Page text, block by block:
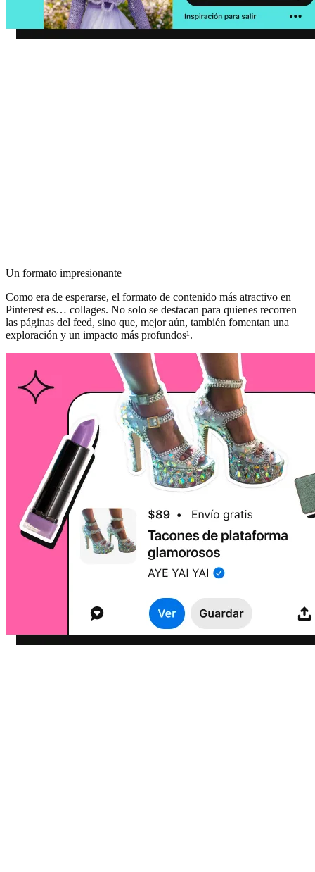
Un formato impresionante
Como era de esperarse, el formato de contenido más atractivo en
Pinterest es… collages. No solo se destacan para quienes recorren
las páginas del feed, sino que, mejor aún, también fomentan una
exploración y un impacto más profundos¹.